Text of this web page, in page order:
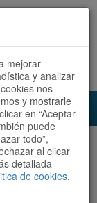
Español Català
/ Dificultat
mejorar
y analizar
nos
y mostrarle
en “Aceptar
puede
todo”,
al clicar
detallada
de cookies.